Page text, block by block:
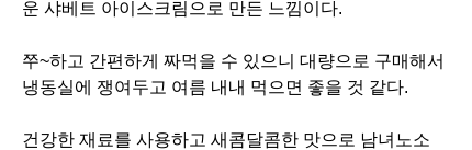
운 샤베트 아이스크림으로 만든 느낌이 다.
쭈~하고 간편하게 짜먹을 수 있으니 대량으로 구매해서
냉동실에 쟁여두고 여름 내내 먹으면 좋을 것 같다.
건강한 재료를 사용하고 새콤달콤한 맛으로 남녀노소